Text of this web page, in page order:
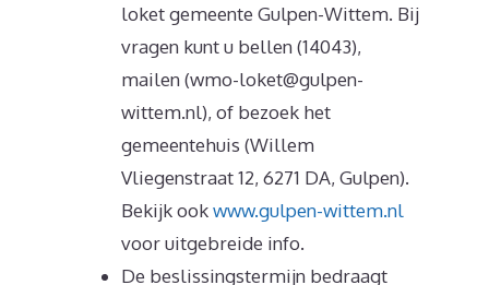
loket gemeente Gulpen-Wittem. Bij
vragen kunt u bellen (14043),
mailen (wmo-loket@gulpen-
wittem.nl), of bezoek het
gemeentehuis (Willem
Vliegenstraat 12, 6271 DA, Gulpen).
Bekijk ookwww.gulpen-wittem.nl
voor uitgebreide info.
De beslissingstermijn bedraagt